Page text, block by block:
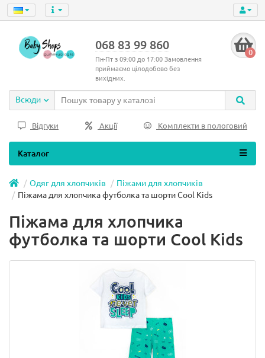
068 83 99 860
Пн-Пт з 09:00 до 17:00 Замовлення
приймаємо цілодобово без
вихідних.
0
Всюди
Відгуки Акції Комплекти в пологовий
Каталог
Одяг для хлопчиків
Піжами для хлопчиків
Піжама для хлопчика футболка та шорти Cool Kids
Піжама для хлопчика
футболка та шорти Cool Kids